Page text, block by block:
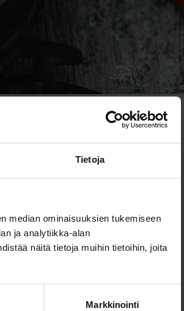
Tietoja
median ominaisuuksien tukemiseen
ja analytiikka-alan
näitä tietoja muihin tietoihin, joita
Markkinointi